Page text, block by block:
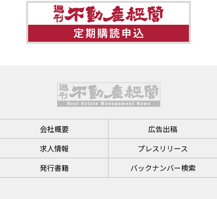
会社概要
広告出稿
求人情報
プレスリリース
発行書籍
バックナンバー検索